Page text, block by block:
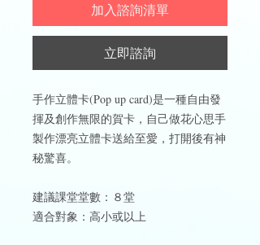
加入諮詢清單
立即諮詢
手作立體卡(Pop up card)是一種自由發
揮及創作無限的賀卡，自己做花心思手
製作漂亮立體卡送給至愛，打開後有神
秘驚喜。
建議課堂堂數：８堂
適合對象：高小或以上